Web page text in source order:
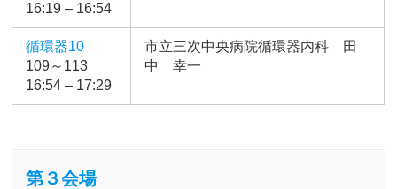
16:19 – 16:54
循環器10
109～113
16:54 – 17:29
市立三次中央病院循環器内科 田
中 幸一
第３会場